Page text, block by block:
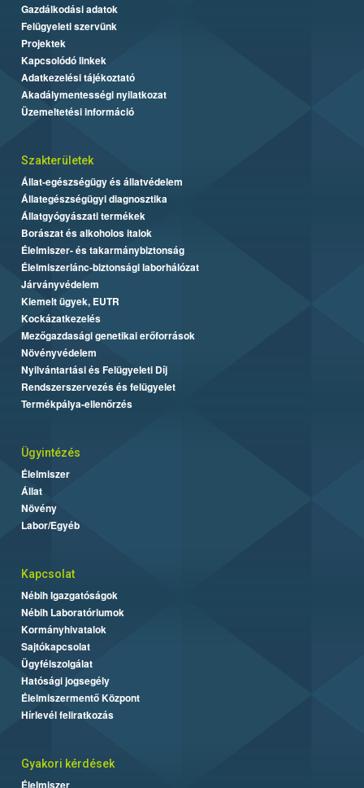
Gazdálkodási adatok
Felügyeleti szervünk
Projektek
Kapcsolódó linkek
Adatkezelési tájékoztató
Akadálymentességi nyilatkozat
Üzemeltetési információ
Szakterületek
Állat-egészségügy és állatvédelem
Állategészségügyi diagnosztika
Állatgyógyászati termékek
Borászat és alkoholos italok
Élelmiszer- és takarmánybiztonság
Élelmiszerlánc-biztonsági laborhálózat
Járványvédelem
Kiemelt ügyek, EUTR
Kockázatkezelés
Mezőgazdasági genetikai erőforrások
Növényvédelem
Nyilvántartási és Felügyeleti Díj
Rendszerszervezés és felügyelet
Termékpálya-ellenőrzés
Ügyintézés
Élelmiszer
Állat
Növény
Labor/Egyéb
Kapcsolat
Nébih Igazgatóságok
Nébih Laboratóriumok
Kormányhivatalok
Sajtókapcsolat
Ügyfélszolgálat
Hatósági jogsegély
Élelmiszermentő Központ
Hírlevél feliratkozás
Gyakori kérdések
Élelmiszer